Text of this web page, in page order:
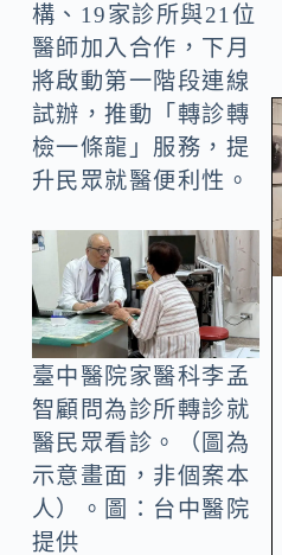
構、19家診所與21位
醫師加入合作，下月
將啟動第一階段連線
試辦，推動「轉診轉
檢一條龍」服務，提
升民眾就醫便利性。
臺中醫院家醫科李孟
智顧問為診所轉診就
醫民眾看診。（圖為
示意畫面，非個案本
人）。圖：台中醫院
提供